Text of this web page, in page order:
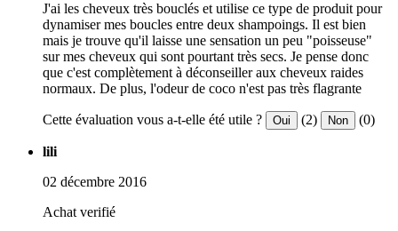
J'ai les cheveux très bouclés et utilise ce type de produit pour
dynamiser mes boucles entre deux shampoings. Il est bien
mais je trouve qu'il laisse une sensation un peu "poisseuse"
sur mes cheveux qui sont pourtant très secs. Je pense donc
que c'est complètement à déconseiller aux cheveux raides
normaux. De plus, l'odeur de coco n'est pas très flagrante
Cette évaluation vous a-t-elle été utile ? Oui (2) Non (0)
lili
02 décembre 2016
Achat verifié